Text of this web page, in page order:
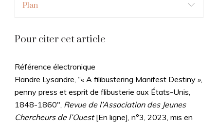
Plan
Pour citer cet article
Référence électronique
Flandre Lysandre, “« A filibustering Manifest Destiny »,
penny press et esprit de flibusterie aux États-Unis,
1848-1860", Revue de l’Association des Jeunes
Chercheurs de l’Ouest[En ligne], n°3, 2023, mis en